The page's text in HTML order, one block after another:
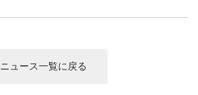
カメラフィルムケース
ニュース一覧に戻る